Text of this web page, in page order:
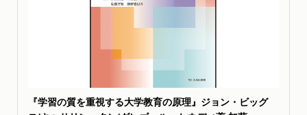
『学習の質を重視する大学教育の原理』ジョン・ビッグ